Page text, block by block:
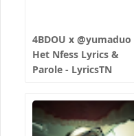
4BDOU x ‪@yumaduo‬
Het Nfess Lyrics &
Parole - LyricsTN